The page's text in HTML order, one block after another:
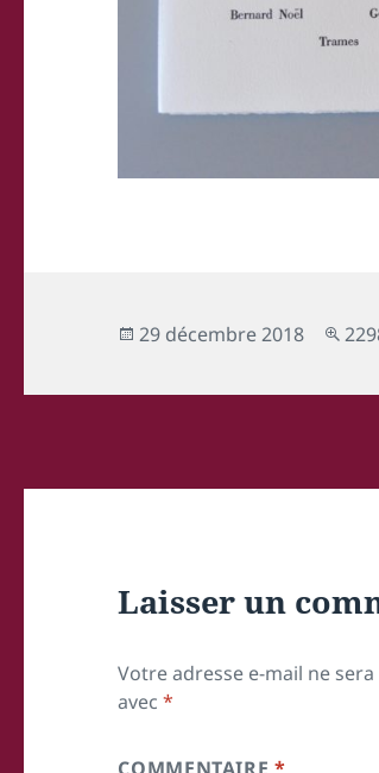
Publié
29 décembre 2018
Laisser un
Votre adresse e-mail ne
avec*